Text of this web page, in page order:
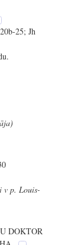
25; Jh
v p. Louis-
DOKTOR